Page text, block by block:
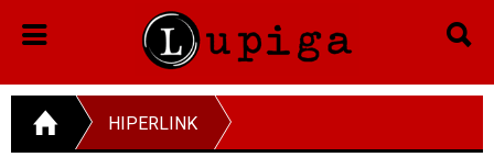
HIPERLINK